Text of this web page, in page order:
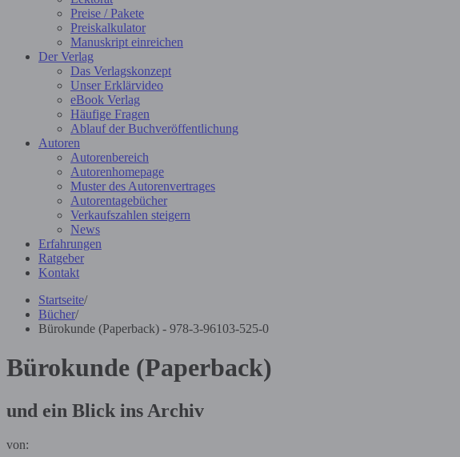
Preise / Pakete
Preiskalkulator
Manuskript einreichen
Der Verlag
Das Verlagskonzept
Unser Erklärvideo
eBook Verlag
Häufige Fragen
Ablauf der Buchveröffentlichung
Autoren
Autorenbereich
Autorenhomepage
Muster des Autorenvertrages
Autorentagebücher
Verkaufszahlen steigern
News
Erfahrungen
Ratgeber
Kontakt
Startseite/
Bücher/
Bürokunde (Paperback) - 978-3-96103-525-0
Bürokunde (Paperback)
und ein Blick ins Archiv
von: